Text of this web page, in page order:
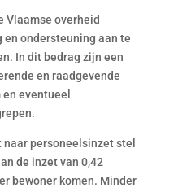
Vlaamse overheid
ondersteuning aan te
In dit bedrag zijn een
en raadgevende
eventueel
personeelsinzet stel
de inzet van 0,42
bewoner komen. Minder